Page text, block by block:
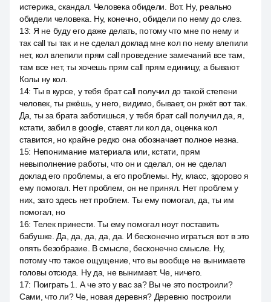
истерика, скандал. Человека обидели. Вот. Ну, реально
обидели человека. Ну, конечно, обидели по нему до слез.
13: Я не буду его даже делать, потому что мне по нему и
так call ты так и не сделал доклад мне кол по нему влепили
нет, кол влепили прям call проведение замечаний все там,
там все нет, ты хочешь прям call прям единицу, а бывают
Колы ну кол.
14: Ты в курсе, у тебя брат call получил до такой степени
человек, ты ржёшь, у него, видимо, бывает, он ржёт вот так.
Да, ты за брата заботишься, у тебя брат call получил да, я,
кстати, забил в google, ставят ли кол да, оценка кол
ставится, но крайне редко она обозначает полное незна.
15: Непонимание материала или, кстати, прям
невыполнение работы, что он и сделал, он не сделал
доклад его проблемы, а его проблемы. Ну, класс, здорово я
ему помогал. Нет проблем, он не принял. Нет проблем у
них, зато здесь нет проблем. Ты ему помогал, да, ты им
помогал, но
16: Телек принести. Ты ему помогал ноут поставить
бабушке. Да, да, да, да, да. И бесконечно играться вот в это
опять безобразие. В смысле, бесконечно смысле. Ну,
потому что такое ощущение, что вы вообще не вынимаете
головы отсюда. Ну да, не вынимает. Че, ничего.
17: Поиграть 1. А че это у вас за? Вы че это построили?
Сами, что ли? Че, новая деревня? Деревню построили